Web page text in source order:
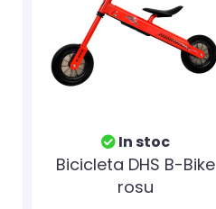
In stoc
Bicicleta DHS B-Bike
rosu